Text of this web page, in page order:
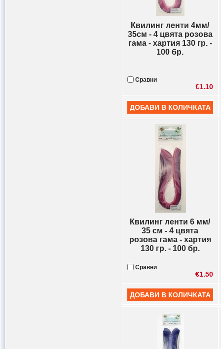
Квилинг ленти 4мм/
35см - 4 цвята розова
гама - хартия 130 гр. -
100 бр.
Сравни
€1.10
Квилинг ленти 6 мм/
35 см - 4 цвята
розова гама - хартия
130 гр. - 100 бр.
Сравни
€1.50